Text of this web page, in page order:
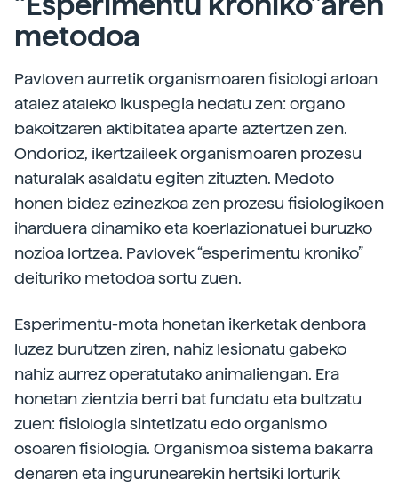
metodoa
Pavloven aurretik organismoaren fisiologi arloan
atalez ataleko ikuspegia hedatu zen: organo
bakoitzaren aktibitatea aparte aztertzen zen.
Ondorioz, ikertzaileek organismoaren prozesu
naturalak asaldatu egiten zituzten. Medoto
honen bidez ezinezkoa zen prozesu fisiologikoen
iharduera dinamiko eta koerlazionatuei buruzko
nozioa lortzea. Pavlovek “esperimentu kroniko”
deituriko metodoa sortu zuen.
Esperimentu-mota honetan ikerketak denbora
luzez burutzen ziren, nahiz lesionatu gabeko
nahiz aurrez operatutako animaliengan. Era
honetan zientzia berri bat fundatu eta bultzatu
zuen: fisiologia sintetizatu edo organismo
osoaren fisiologia. Organismoa sistema bakarra
denaren eta ingurunearekin hertsiki lorturik